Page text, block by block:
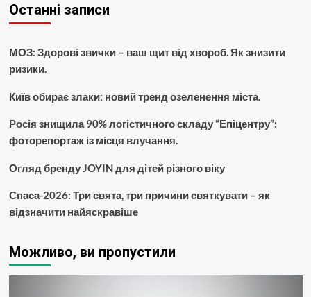
Останні записи
МОЗ: Здорові звички – ваш щит від хвороб. Як знизити
ризики.
Київ обирає злаки: новий тренд озеленення міста.
Росія знищила 90% логістичного складу “Епіцентру”:
фоторепортаж із місця влучання.
Огляд бренду JOYIN для дітей різного віку
Спаса-2026: Три свята, три причини святкувати – як
відзначити найяскравіше
Можливо, ви пропустили